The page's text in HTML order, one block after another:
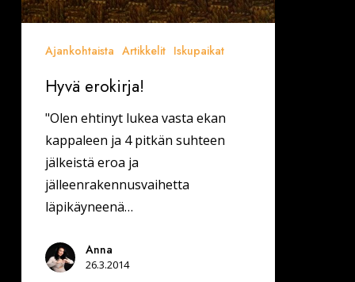
Ajankohtaista Artikkelit Iskupaikat
Hyvä erokirja!
"Olen ehtinyt lukea vasta ekan
kappaleen ja 4 pitkän suhteen
jälkeistä eroa ja
jälleenrakennusvaihetta
läpikäyneenä…
Anna
26.3.2014